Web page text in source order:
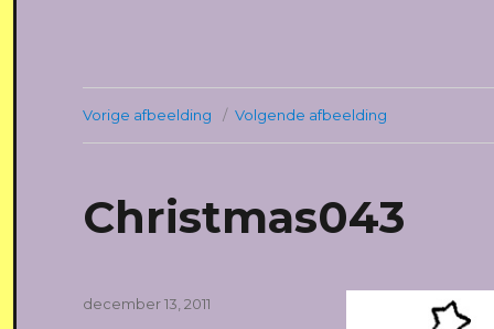
Vorige afbeelding Volgende afbeelding
Christmas043
Geplaatst
december 13, 2011